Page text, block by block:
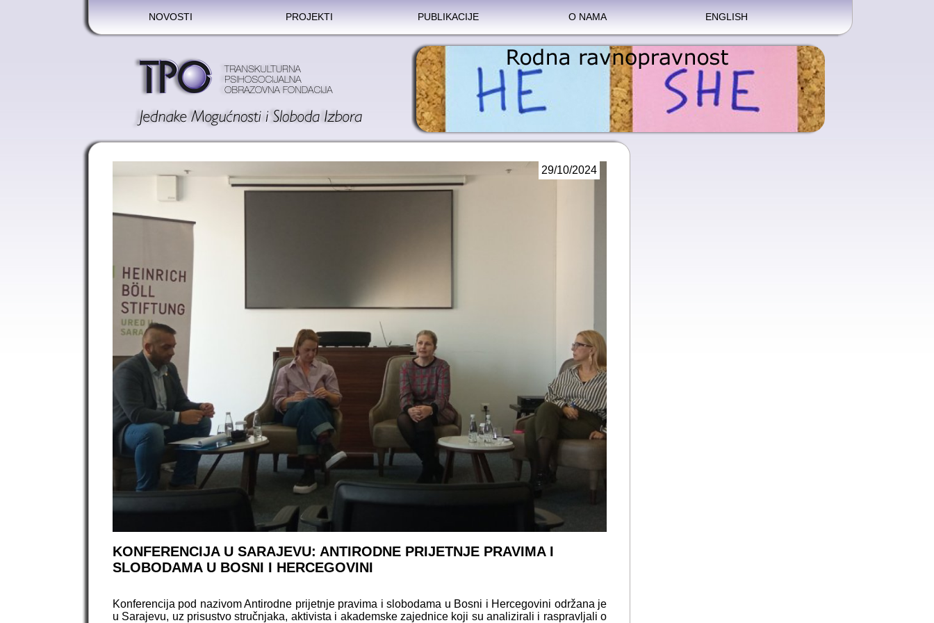
NOVOSTI PROJEKTI PUBLIKACIJE O NAMA ENGLISH
29/10/2024
KONFERENCIJA U SARAJEVU: ANTIRODNE PRIJETNJE PRAVIMA I
SLOBODAMA U BOSNI I HERCEGOVINI
Konferencija pod nazivom Antirodne prijetnje pravima i slobodama u Bosni i Hercegovini održana je
u Sarajevu, uz prisustvo stručnjaka, aktivista i akademske zajednice koji su analizirali i raspravljali o